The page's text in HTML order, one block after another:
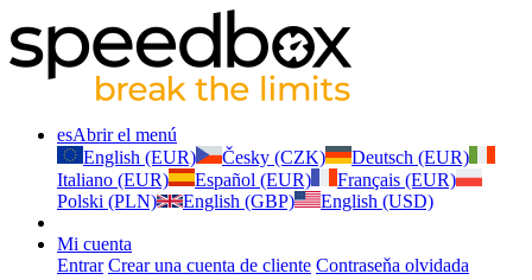
esAbrir el menú
English (EUR)
Česky (CZK)
Deutsch (EUR)
Italiano (EUR)
Español (EUR)
Français (EUR)
Polski (PLN)
English (GBP) English (USD)
Mi cuenta
Entrar Crear una cuenta de cliente Contraseňa olvidada